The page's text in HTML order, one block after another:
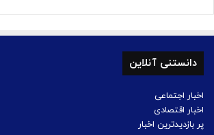
دانستنی آنلاین
اخبار اجتماعی
اخبار اقتصادی
پر بازدیدترین اخبار